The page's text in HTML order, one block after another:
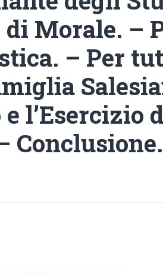
Morale. –
– Per
e l’Esercizio
Conclusione.